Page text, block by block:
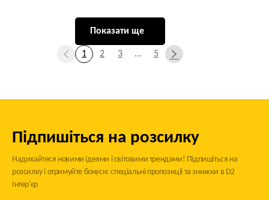
Показати ще
1 2 3 ... 5
Підпишіться на розсилку
Надихайтеся новими ідеями і світовими трендами! Підпишіться на
розсилку і отримуйте бонуси: спеціальні пропозиції та знижки в D2
Інтер'єр